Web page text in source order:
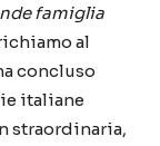
famiglia
al
concluso
italiane
straordinaria,